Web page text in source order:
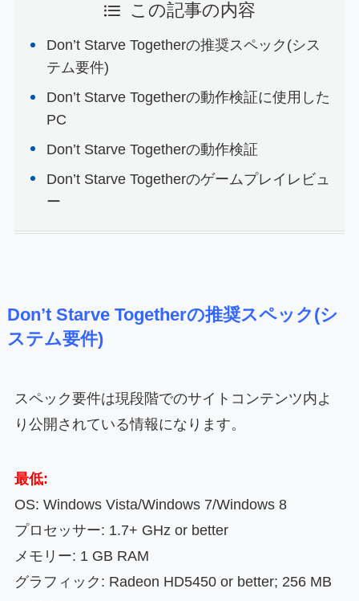
この記事の内容
Don’t Starve Togetherの推奨スペック(シス
テム要件)
Don’t Starve Togetherの動作検証に使用した
PC
Don’t Starve Togetherの動作検証
Don’t Starve Togetherのゲームプレイレビュ
ー
Don’t Starve Togetherの推奨スペック(シ
ステム要件)
スペック要件は現段階でのサイトコンテンツ内よ
り公開されている情報になります。
最低:
OS: Windows Vista/Windows 7/Windows 8
プロセッサー: 1.7+ GHz or better
メモリー: 1 GB RAM
グラフィック: Radeon HD5450 or better; 256 MB